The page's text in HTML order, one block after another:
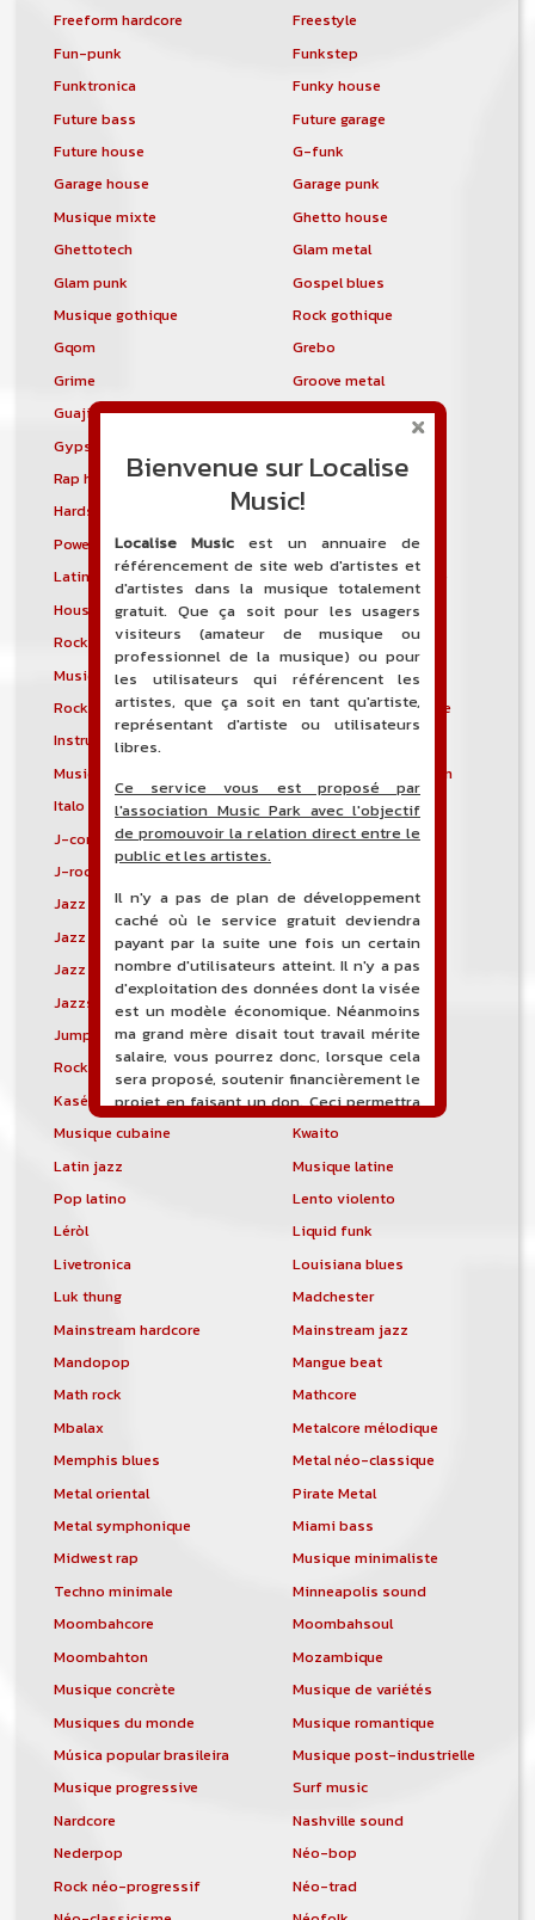
Freeform hardcore
Freestyle
Fun-punk
Funkstep
Funktronica
Funky house
Future bass
Future garage
Future house
G-funk
Garage house
Garage punk
Musique mixte
Ghetto house
Ghettotech
Glam metal
Glam punk
Gospel blues
Musique gothique
Rock gothique
Gqom
Grebo
Grime
Groove metal
Guajira
Guaracha
Gypsy punk
Rap hardcore
Industrial hardcore
Hardstep
Hardstyle
Power noise
Heavenly voices
Latin metal
Musique hindoustanie
House progressive
Tropical house
Rock indépendant
Indietronica
Musique industrielle
Metal industriel
Rock industriel
Musique instrumentale
Instrumental
Musique irlandaise
Rock progressif italien
Italo Disco
Italo house
J-core
J-pop
J-rock
Jazz blues
Jazz modal
Jazz Nouvelle-Orléans
Jazz punk
Jazz vocal
Jazz-funk
Jazzstep
Jersey club
Jump blues
Jump-up
Rock canadien
Kansas City blues
Kasékò
Kizomba
Musique cubaine
Kwaito
Latin jazz
Musique latine
Pop latino
Lento violento
Léròl
Liquid funk
Livetronica
Louisiana blues
Luk thung
Madchester
Mainstream hardcore
Mainstream jazz
Mandopop
Mangue beat
Math rock
Mathcore
Mbalax
Metalcore mélodique
Memphis blues
Metal néo-classique
Metal oriental
Pirate Metal
Metal symphonique
Miami bass
Midwest rap
Musique minimaliste
Techno minimale
Minneapolis sound
Moombahcore
Moombahsoul
Moombahton
Mozambique
Musique concrète
Musique de variétés
Musiques du monde
Musique romantique
Música popular brasileira
Musique post-industrielle
Musique progressive
Surf music
Nardcore
Nashville sound
Nederpop
Néo-bop
Rock néo-progressif
Néo-trad
Bienvenue sur Localise
Music!
Localise Music est un annuaire de
référencement de site web d'artistes et
d'artistes dans la musique totalement
gratuit. Que ça soit pour les usagers
visiteurs (amateur de musique ou
professionnel de la musique) ou pour
les utilisateurs qui référencent les
artistes, que ça soit en tant qu'artiste,
représentant d'artiste ou utilisateurs
libres.
Ce service vous est proposé par
l'association Music Park avec l'objectif
de promouvoir la relation direct entre le
public et les artistes.
Il n'y a pas de plan de développement
caché où le service gratuit deviendra
payant par la suite une fois un certain
nombre d'utilisateurs atteint. Il n'y a pas
d'exploitation des données dont la visée
est un modèle économique. Néanmoins
ma grand mère disait tout travail mérite
salaire, vous pourrez donc, lorsque cela
sera proposé, soutenir financièrement le
projet en faisant un don. Ceci permettra
de financer l'hébergement, le nom de
de développement du site, et peut-être
une campagne de communication. Il va
comptabilité sera totalement publique
visible directement sur le site.
Un nouveau service de petites annonces
pour musicien vous est proposé sur le
site. Ce service permet, lorsque vous
êtes musiciens ou un groupe, un
orchestre, DJ, etc... de chercher un/des